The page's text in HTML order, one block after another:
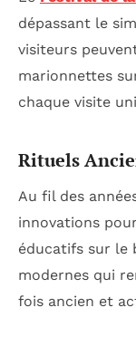
dépassant le
visiteurs
marionnettes
chaque visite
Rituels
Au fil des
innovations
éducatifs sur le
modernes qui
fois ancien et